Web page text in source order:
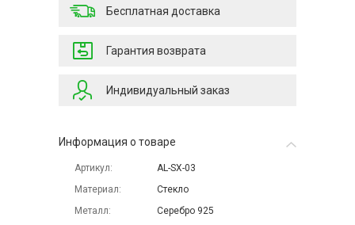
Бесплатная доставка
Гарантия возврата
Индивидуальный заказ
Информация о товаре
Артикул
AL-SX-03
Материал
Стекло
Металл
Серебро 925